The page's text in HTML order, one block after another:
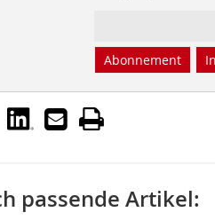
Abonnement
passende Artikel: